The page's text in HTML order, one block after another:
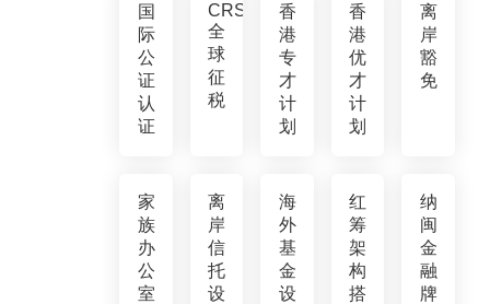
国
际
公
证
认
证
CRS
全
球
征
税
香
港
专
才
计
划
香
港
优
才
计
划
离
岸
豁
免
家
族
办
公
室
离
岸
信
托
设
海
外
基
金
设
红
筹
架
构
搭
纳
闽
金
融
牌